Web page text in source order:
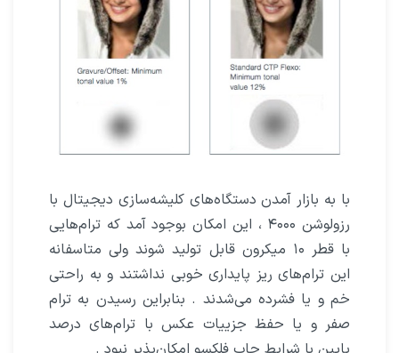
با به بازار آمدن دستگاه‌های کلیشه‌سازی دیجیتال با
رزولوشن ۴۰۰۰ ، این امکان بوجود آمد که ترام‌هایی
با قطر ۱۰ میکرون قابل تولید شوند ولی متاسفانه
این ترام‌های ریز پایداری خوبی نداشتند و به راحتی
خم و یا فشرده می‌شدند . بنابراین رسیدن به ترام
صفر و یا حفظ جزییات عکس با ترام‌های درصد